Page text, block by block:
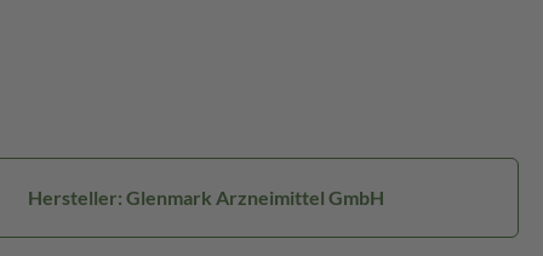
Hersteller: Glenmark Arzneimittel GmbH